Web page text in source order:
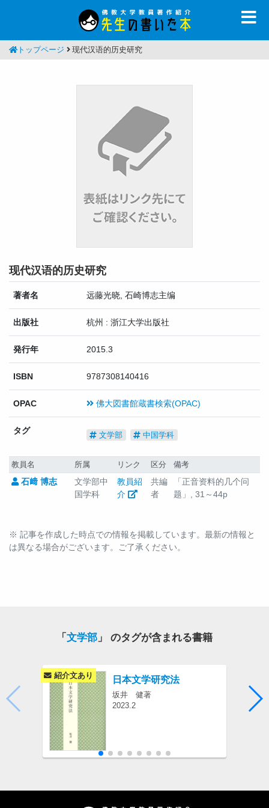
トップページ 现代汉语的历史研究
现代汉语的历史研究
著者名 远藤光晓, 石崎博志主编
出版社 杭州 : 浙江大学出版社
発行年 2015.3
ISBN 9787308140416
OPAC 佛大図書館蔵書検索(OPAC)
タグ 文学部 中国学科
教員名 所属 リンク 区分 備考
石﨑 博志
文学部中
国学科
教員紹
介
共編
者
「正音资料的几个问
题」, 31～44p
※ 記事を作成した時点での情報を掲載しています。最新の情報と
は異なる場合がございます。ご了承ください。
「 文学部 」 のタグが含まれる書籍
日本文学研究法
坂井 健著
2023.2
紹介文あり